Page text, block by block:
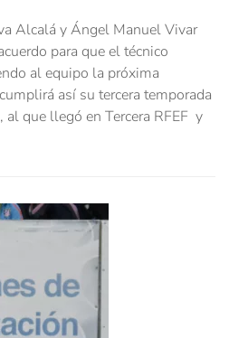
Alcalá y Ángel Manuel Vivar
para que el técnico
al equipo la próxima
así su tercera temporada
que llegó en Tercera RFEF y